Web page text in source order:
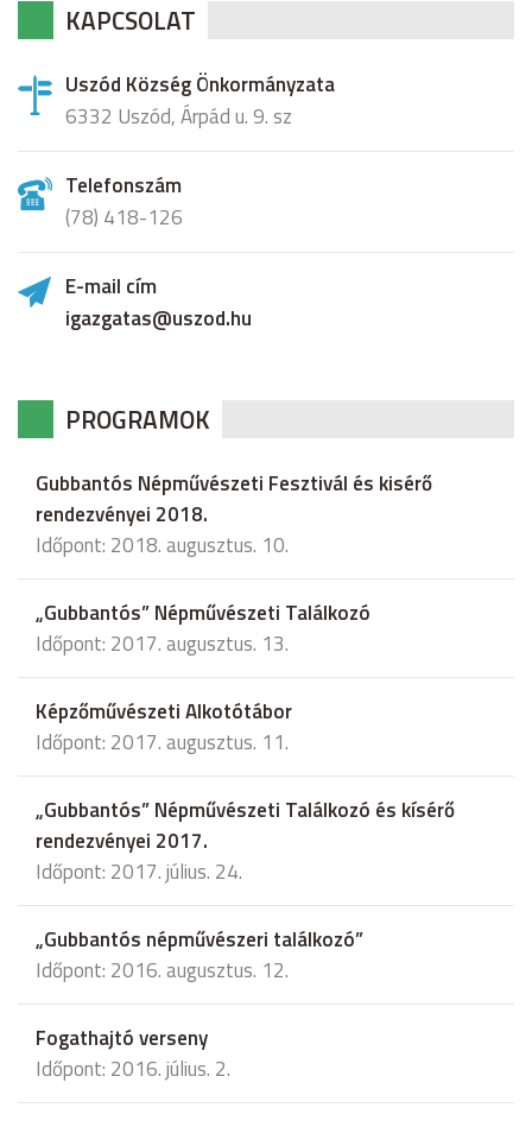
KAPCSOLAT
Uszód Község Önkormányzata
6332 Uszód, Árpád u. 9. sz
Telefonszám
(78) 418-126
E-mail cím
igazgatas@uszod.hu
PROGRAMOK
Gubbantós Népművészeti Fesztivál és kisérő
rendezvényei 2018.
Időpont: 2018. augusztus. 10.
„Gubbantós” Népművészeti Találkozó
Időpont: 2017. augusztus. 13.
Képzőművészeti Alkotótábor
Időpont: 2017. augusztus. 11.
„Gubbantós” Népművészeti Találkozó és kísérő
rendezvényei 2017.
Időpont: 2017. július. 24.
„Gubbantós népművészeri találkozó”
Időpont: 2016. augusztus. 12.
Fogathajtó verseny
Időpont: 2016. július. 2.